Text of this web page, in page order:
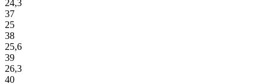
24,3
37
25
38
25,6
39
26,3
40